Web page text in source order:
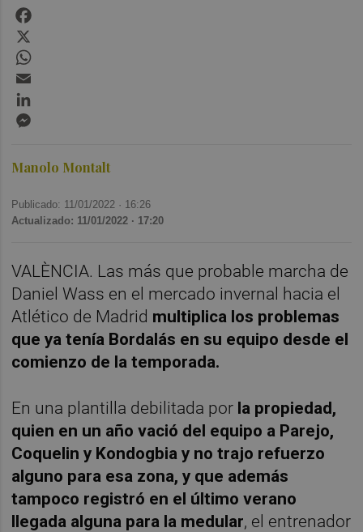
Manolo Montalt
Publicado: 11/01/2022 · 16:26
Actualizado: 11/01/2022 · 17:20
VALÈNCIA. Las más que probable marcha de
Daniel Wass en el mercado invernal hacia el
Atlético de Madrid multiplica los problemas
que ya tenía Bordalás en su equipo desde el
comienzo de la temporada.
En una plantilla debilitada por la propiedad,
quien en un año vació del equipo a Parejo,
Coquelin y Kondogbia y no trajo refuerzo
alguno para esa zona, y que además
tampoco registró en el último verano
llegada alguna para la medular, el entrenador